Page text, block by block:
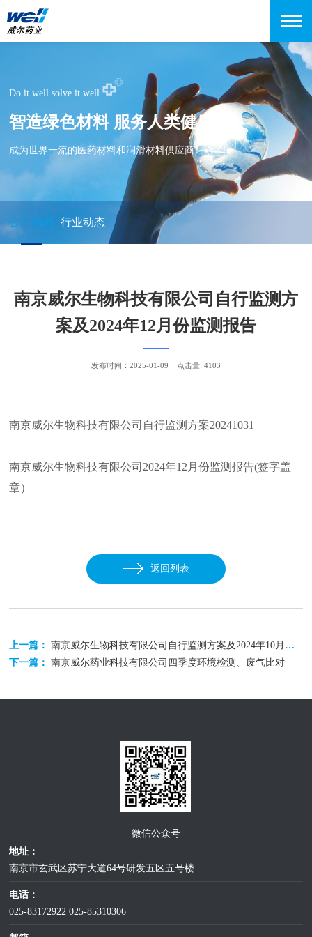
Do it well solve it well
智造绿色材料 服务人类健康
成为世界一流的医药材料和润滑材料供应商
公司动态 行业动态
南京威尔生物科技有限公司自行监测方
案及2024年12月份监测报告
南京威尔生物科技有限公司自行监测方案20241031
南京威尔生物科技有限公司2024年12月份监测报告(签字盖
章）
返回列表
上一篇：南京威尔生物科技有限公司自行监测方案及2024年10月份（第四季度）监测报告
下一篇：南京威尔药业科技有限公司四季度环境检测、废气比对
微信公众号
地址：
南京市玄武区苏宁大道64号研发五区五号楼
电话：
025-83172922025-85310306